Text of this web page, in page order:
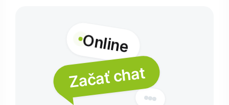
Online
Začať chat